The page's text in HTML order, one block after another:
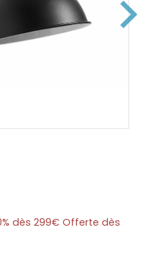
dès 299€ Offerte dès